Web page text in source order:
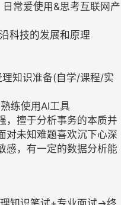
日常爱使用&思考互联网产
科技的发展和原理
理知识准备(自学/课程/实
练使用AI工具
，擅于分析事务的本质并
对未知难题喜欢沉下心深
感，有一定的数据分析能